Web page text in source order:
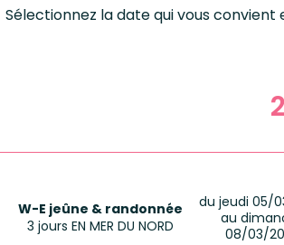
Sélectionnez la date qui vous
W-E jeûne & randonnée
3 jours EN MER DU NORD
du jeudi 05/
au
08/03/